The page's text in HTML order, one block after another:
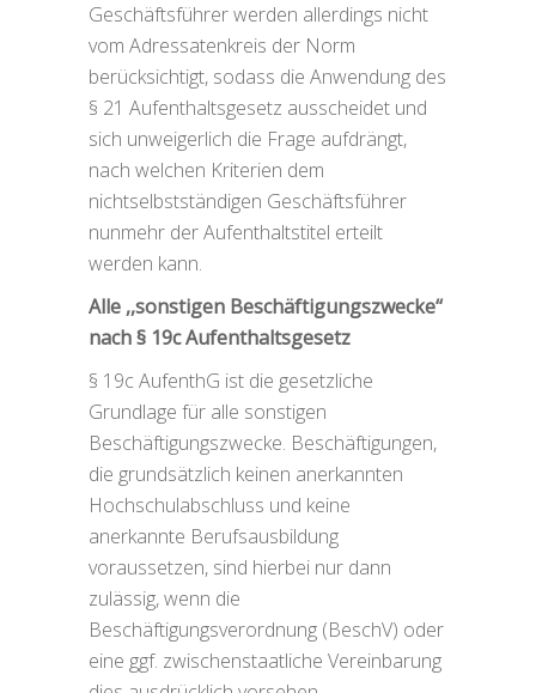
Geschäftsführer werden allerdings nicht
vom Adressatenkreis der Norm
berücksichtigt, sodass die Anwendung des
§ 21 Aufenthaltsgesetz ausscheidet und
sich unweigerlich die Frage aufdrängt,
nach welchen Kriterien dem
nichtselbstständigen Geschäftsführer
nunmehr der Aufenthaltstitel erteilt
werden kann.
Alle ,,sonstigen Beschäftigungszwecke‘‘
nach § 19c Aufenthaltsgesetz
§ 19c AufenthG ist die gesetzliche
Grundlage für alle sonstigen
Beschäftigungszwecke. Beschäftigungen,
die grundsätzlich keinen anerkannten
Hochschulabschluss und keine
anerkannte Berufsausbildung
voraussetzen, sind hierbei nur dann
zulässig, wenn die
Beschäftigungsverordnung (BeschV) oder
eine ggf. zwischenstaatliche Vereinbarung